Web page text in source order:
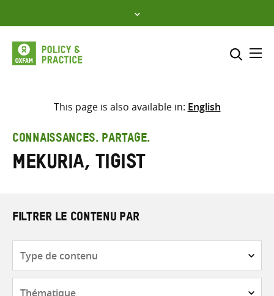
to
content
Sélectionner l’emplacement
Saisir
les
termes
This page is also available in: English
CONNAISSANCES. PARTAGE.
Mekuria, Tigist
FILTRER LE CONTENU PAR
contenu